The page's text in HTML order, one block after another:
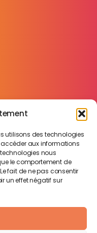
utilisons des technologies
aux informations
nous
le comportement de
fait de ne pas consentir
un effet négatif sur